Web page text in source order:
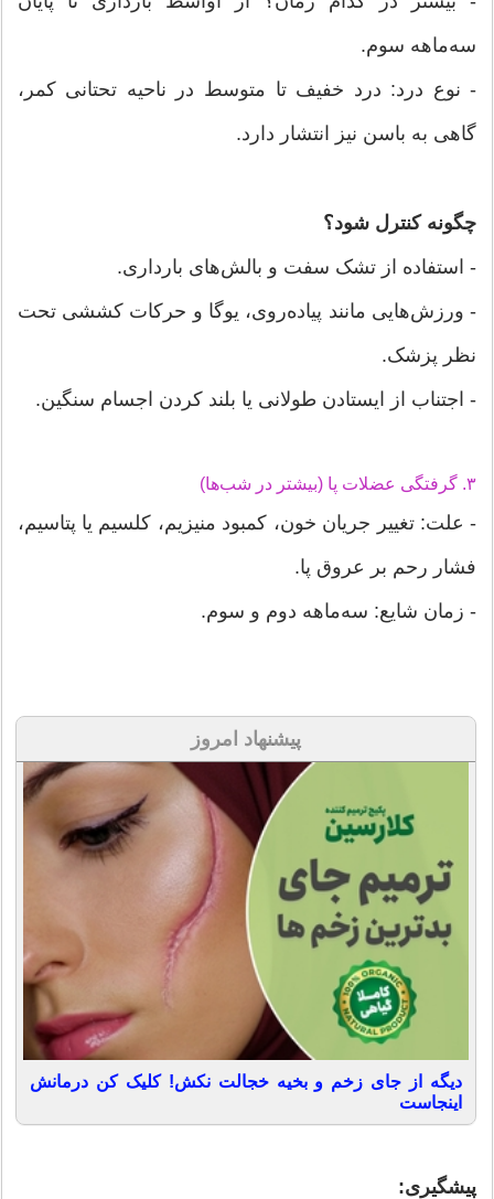
سه‌ماهه سوم.
- نوع درد: درد خفیف تا متوسط در ناحیه تحتانی کمر،
گاهی به باسن نیز انتشار دارد.
چگونه کنترل شود؟
- استفاده از تشک سفت و بالش‌های بارداری.
- ورزش‌هایی مانند پیاده‌روی، یوگا و حرکات کششی تحت
نظر پزشک.
- اجتناب از ایستادن طولانی یا بلند کردن اجسام سنگین.
۳. گرفتگی عضلات پا (بیشتر در شب‌ها)
- علت: تغییر جریان خون، کمبود منیزیم، کلسیم یا پتاسیم،
فشار رحم بر عروق پا.
- زمان شایع: سه‌ماهه دوم و سوم.
پیشنهاد امروز
دیگه از جای زخم و بخیه خجالت نکش! کلیک کن درمانش
اینجاست
پیشگیری: